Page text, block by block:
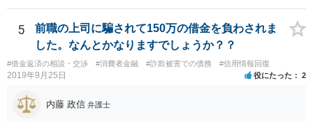
ため，知られる可能性は低いと思います。なお，戸籍などに載るので
はないかと心配される方がおられますが，そのようなことはありませ
ん。 ＜個人再生のデメリット＞ ・借金が減額されるとはいえ，３年～
５年間は返済を継続する必要がある。 ・所有している財産の価値が大
きい場合，借金が減らない場合がある。 ＜自己破産のデメリット＞ ・
借金の理由が問われ，場合によっては破産が認められない。 ・所有し
きない。 【③の回答】 ３０万円～６０万円程度かと思います。 弁護
険信号・異常信号と思って頂いて結構です。 もし、新しく依頼をされ
る場合は、 スケジュール感を確認してみてください。 ①●月●日受任
通知発送→②１～２か月で返答かえってくる。報告書作成しはじめる
→③さらに１カ月程度をめどに裁判所に破産申立て など教えてくれる
と思います（個人破産で破産費用も確保できている場合の例示なの
で、法人や積み立てが必要な場合はまた変わります。）
5
前職の上司に騙されて150万の借金を負わされま
した。なんとかなりますでしょうか？？
#借金返済の相談・交渉 #消費者金融 #詐欺被害での債務 #信用情報回復
2019年9月25日 役にたった 2
内藤 政信 弁護士